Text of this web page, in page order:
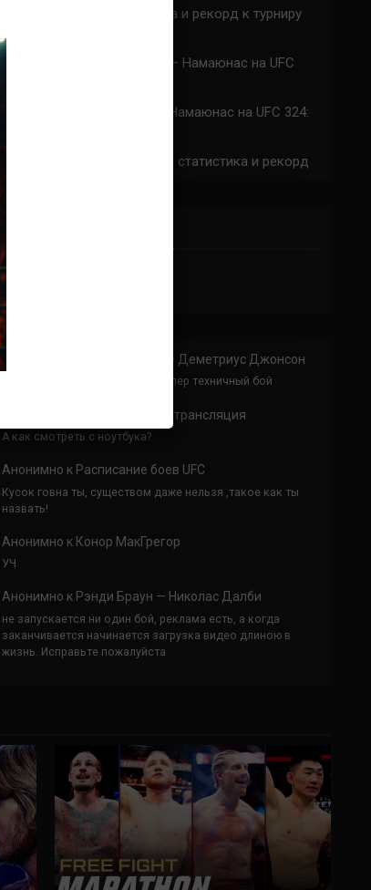
Роуз Намаюнас: статистика и рекорд к турниру
Где смотреть бой Сильва — Намаюнас на UFC
Прогноз на бой Сильва — Намаюнас на UFC 324:
Арнольд Аллен на UFC 324: статистика и рекорд
Анонимно Доминик Круз — Деметриус Джонсон
Спасибо что выложили этот супер техничный бой
UFC 324 прямая трансляция
А как смотреть с ноутбука?
Анонимно к Расписание боев UFC
Кусок говна ты, существом даже нельзя ,такое как ты
назвать!
Анонимно к Конор МакГрегор
УЧ
Анонимно к Рэнди Браун — Николас Далби
не запускается ни один бой, реклама есть, а когда
заканчивается начинается загрузка видео длиною в
жизнь. Исправьте пожалуйста